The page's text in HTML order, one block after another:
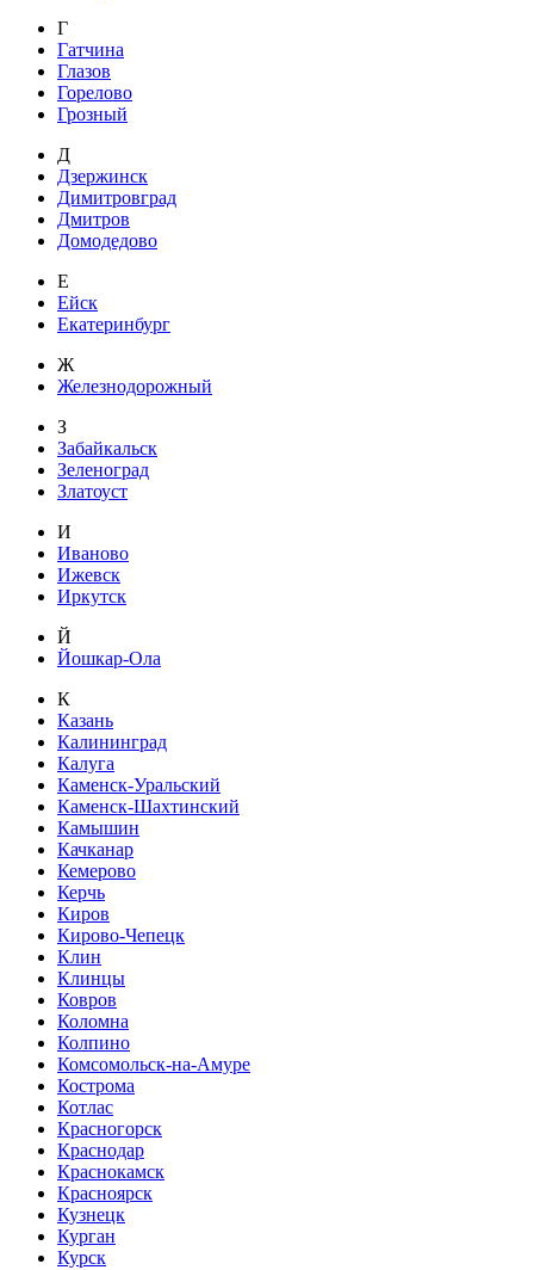
Г
Гатчина
Глазов
Горелово
Грозный
Д
Дзержинск
Димитровград
Дмитров
Домодедово
Е
Ейск
Екатеринбург
Ж
Железнодорожный
З
Забайкальск
Зеленоград
Златоуст
И
Иваново
Ижевск
Иркутск
Й
Йошкар-Ола
К
Казань
Калининград
Калуга
Каменск-Уральский
Каменск-Шахтинский
Камышин
Качканар
Кемерово
Керчь
Киров
Кирово-Чепецк
Клин
Клинцы
Ковров
Коломна
Колпино
Комсомольск-на-Амуре
Кострома
Котлас
Красногорск
Краснодар
Краснокамск
Красноярск
Кузнецк
Курган
Курск